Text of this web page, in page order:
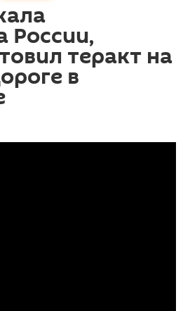
России,
теракт на
в